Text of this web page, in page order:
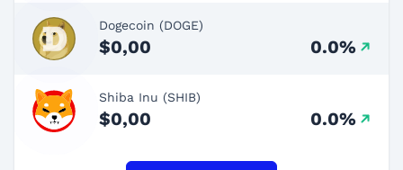
Dogecoin (DOGE)
$0,00 0.0%
Shiba Inu (SHIB)
$0,00 0.0%